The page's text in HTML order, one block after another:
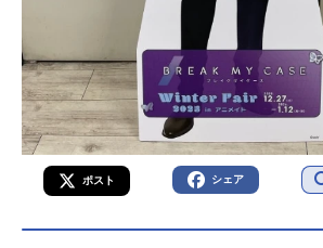
ポスト シェア